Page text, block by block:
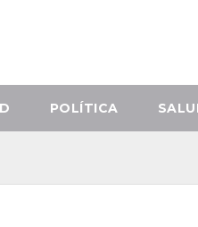
POLÍTICA